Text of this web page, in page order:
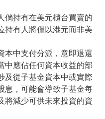
倘持有在美元櫃台買賣的
持有人將僅以港元而非美
本中支付分派，意即退還
中應佔任何資本收益的部
及從子基金資本中或實際
息，可能會導致子基金每
將減少可供未來投資的資